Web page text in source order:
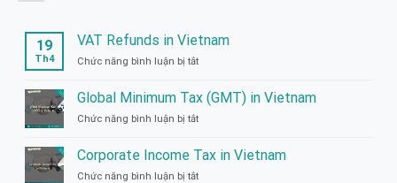
19
Th4
VAT Refunds in Vietnam
Chức năng bình luận bị tắt
Refunds
in
Global Minimum Tax (GMT) in Vietnam
Chức năng bình luận bị tắt
Minimum
Tax
Corporate Income Tax in Vietnam
Chức năng bình luận bị tắt